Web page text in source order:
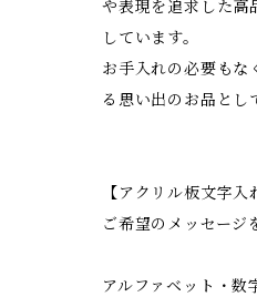
や表現を追求した高
しています。
お手入れの必要もな
る思い出のお品とし
【アクリル板文字入
ご希望のメッセージ
アルファベット・数